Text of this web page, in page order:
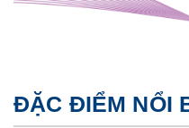
ĐẶC ĐIỂM NỔI